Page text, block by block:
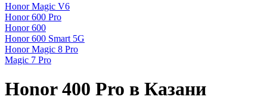
Honor Magic V6
Honor 600 Pro
Honor 600
Honor 600 Smart 5G
Honor Magic 8 Pro
Magic 7 Pro
Honor 400 Pro в Казани